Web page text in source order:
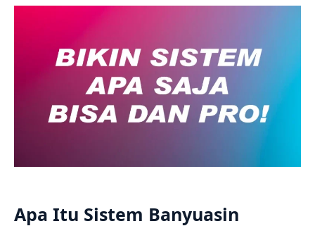
Apa Itu Sistem Banyuasin